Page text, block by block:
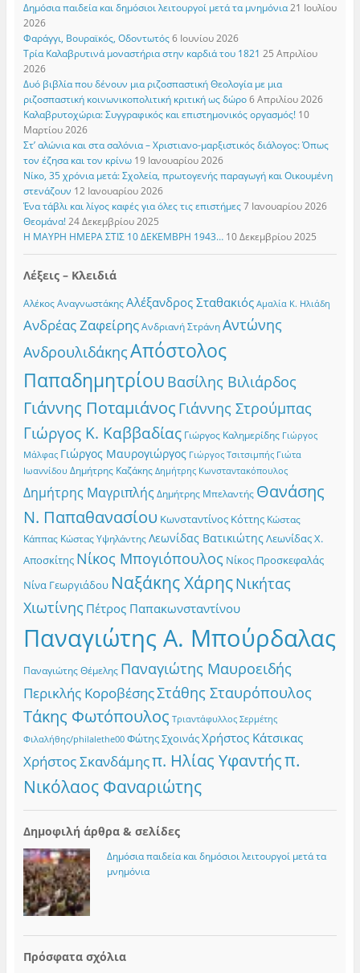
Δημόσια παιδεία και δημόσιοι λειτουργοί μετά τα μνημόνια 21 Ιουλίου
2026
Φαράγγι, Βουραϊκός, Οδοντωτός 6 Ιουνίου 2026
Τρία Καλαβρυτινά μοναστήρια στην καρδιά του 1821 25 Απριλίου
2026
Δυό βιβλία που δένουν μια ριζοσπαστική Θεολογία με μια
ριζοσπαστική κοινωνικοπολιτική κριτική ως δώρο 6 Απριλίου 2026
Καλαβρυτοχώρια: Συγγραφικός και επιστημονικός οργασμός! 10
Μαρτίου 2026
Στ’ αλώνια και στα σαλόνια – Χριστιανο-μαρξιστικός διάλογος: Όπως
τον έζησα και τον κρίνω 19 Ιανουαρίου 2026
Νίκο, 35 χρόνια μετά: Σχολεία, πρωτογενής παραγωγή και Οικουμένη
στενάζουν 12 Ιανουαρίου 2026
Ένα τάβλι και λίγος καφές για όλες τις επιστήμες 7 Ιανουαρίου 2026
Θεομάνα! 24 Δεκεμβρίου 2025
Η ΜΑΥΡΗ ΗΜΕΡΑ ΣΤΙΣ 10 ΔΕΚΕΜΒΡΗ 1943… 10 Δεκεμβρίου 2025
Λέξεις – Κλειδιά
Αλέκος Αναγνωστάκης Αλέξανδρος Σταθακιός Αμαλία Κ. Ηλιάδη
Ανδρέας Ζαφείρης Ανδριανή Στράνη Αντώνης
ΑνδρουλιδάκηςΑπόστολος
Παπαδημητρίου Βασίλης Βιλιάρδος
Γιάννης Ποταμιάνος Γιάννης Στρούμπας
Γιώργος Κ. Καββαδίας Γιώργος Καλημερίδης Γιώργος
Μάλφας Γιώργος Μαυρογιώργος Γιώργος Τσιτσιμπής Γιώτα
Ιωαννίδου Δημήτρης Καζάκης Δημήτρης Κωνσταντακόπουλος
Δημήτρης Μαγριπλής Δημήτρης Μπελαντής Θανάσης
Ν. Παπαθανασίου Κωνσταντίνος Κόττης Κώστας
Κάππας Κώστας Υψηλάντης Λεωνίδας ΒατικιώτηςΛεωνίδας Χ.
Αποσκίτης Νίκος Μπογιόπουλος Νίκος Προσκεφαλάς
Νίνα Γεωργιάδου Ναξάκης ΧάρηςΝικήτας
Χιωτίνης Πέτρος Παπακωνσταντίνου
Παναγιώτης Α. Μπούρδαλας
Παναγιώτης Θέμελης Παναγιώτης Μαυροειδής
Περικλής ΚοροβέσηςΣτάθης Σταυρόπουλος
Τάκης Φωτόπουλος Τριαντάφυλλος Σερμέτης
Φιλαλήθης/philalethe00 Φώτης ΣχοινάςΧρήστος Κάτσικας
Χρήστος Σκανδάμηςπ. Ηλίας Υφαντήςπ.
Νικόλαος Φαναριώτης
Δημοφιλή άρθρα & σελίδες
Δημόσια παιδεία και δημόσιοι λειτουργοί μετά τα
μνημόνια
Πρόσφατα σχόλια